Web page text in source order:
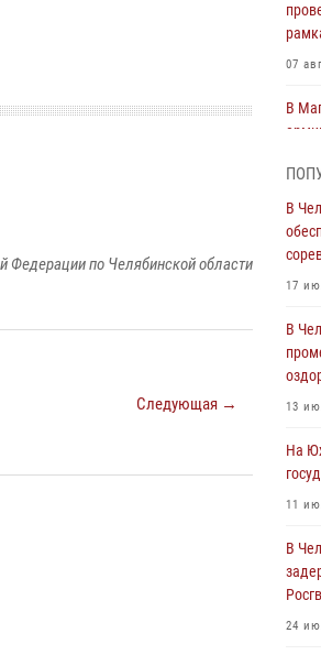
Федерации по Челябинской области
Следующая →
07
В
В
из
05
На
04
04
03
В
17
В
13
На
11
В
24